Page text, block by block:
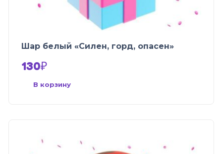
Шар белый «Силен, горд, опасен»
130₽
В корзину